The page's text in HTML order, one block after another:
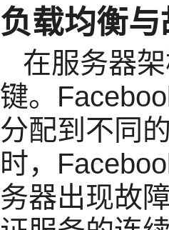
负载均衡
在服务器
键。
分配到不同
时，
务器出现故